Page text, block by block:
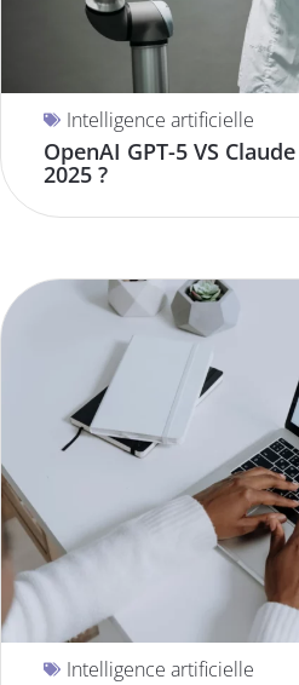
Intelligence artificielle
OpenAI GPT-5 VS
2025 ?
Intelligence artificielle